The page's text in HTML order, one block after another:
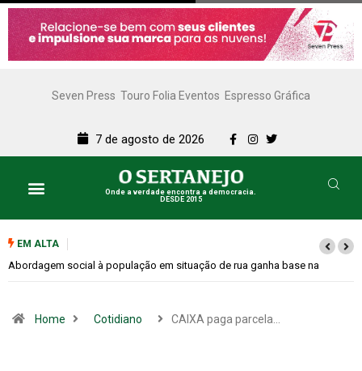
Seven Press Touro Folia Eventos Espresso Gráfica
7 de agosto de 2026
Onde a verdade encontra a democracia.
DESDE 2015
EM ALTA
Cemitérios terão horário especial e missas no Dia dos Pais
Home Cotidiano CAIXA paga parcela…